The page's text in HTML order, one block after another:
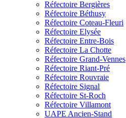
Réfectoire Bergières
Réfectoire Béthusy
Réfectoire Coteau-Fleuri
Réfectoire Elysée
Réfectoire Entre-Bois
Réfectoire La Chotte
Réfectoire Grand-Vennes
Réfectoire Riant-Pré
Réfectoire Rouvraie
Réfectoire Signal
Réfectoire St-Roch
Réfectoire Villamont
UAPE Ancien-Stand